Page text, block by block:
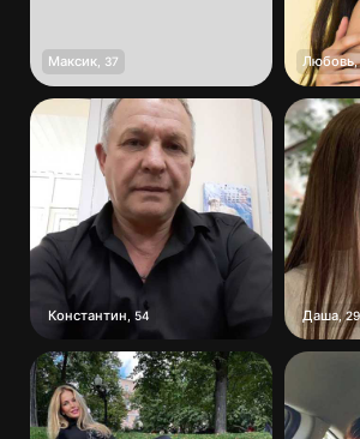
Максик 37 Любовь,
Константин 54 Даша,29